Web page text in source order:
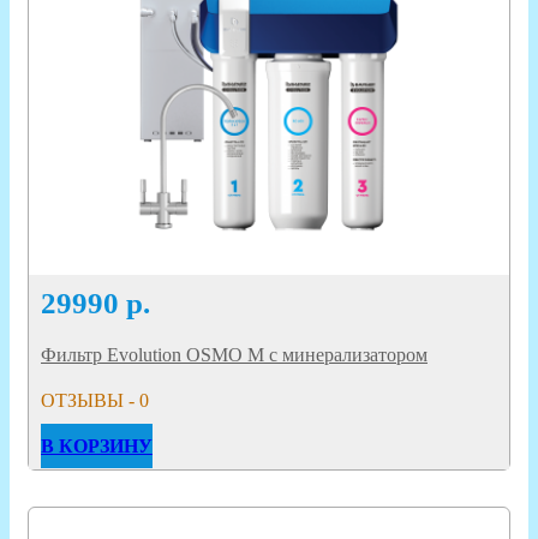
29990 р.
Фильтр Evolution OSMO M с минерализатором
ОТЗЫВЫ - 0
В КОРЗИНУ